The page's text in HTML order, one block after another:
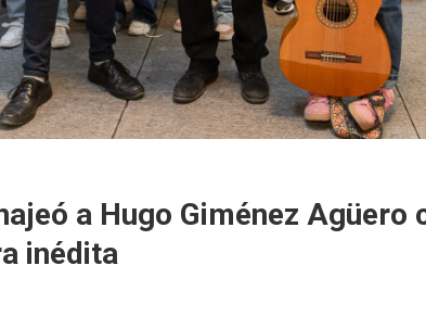
a Hugo Giménez Agüero
inédita